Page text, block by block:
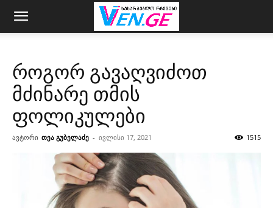
როგორ გავაღვიძოთ
მძინარე თმის
ფოლიკულები
ავტორი თეა გუბელაძე - ივლისი 17, 2021 1515